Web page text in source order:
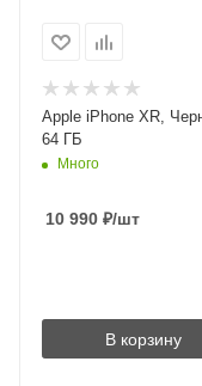
Apple iPhone XR,
64 ГБ
Много
10 990 ₽/шт
В корзину